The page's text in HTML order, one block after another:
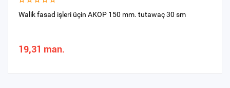
Walik fasad işleri üçin АКОР 150 mm. tutawaç 30 sm
19,31 man.